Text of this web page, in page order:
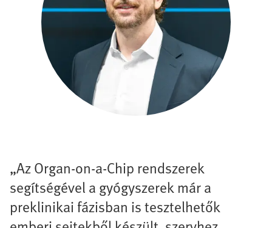
„Az Organ-on-a-Chip rendszerek
segítségével a gyógyszerek már a
preklinikai fázisban is tesztelhetők